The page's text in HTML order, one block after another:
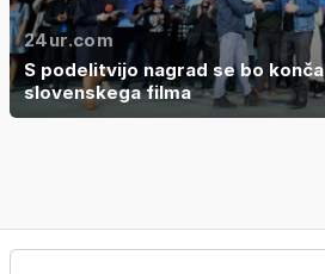
24ur.com
S podelitvijo nagrad se bo
slovenskega filma